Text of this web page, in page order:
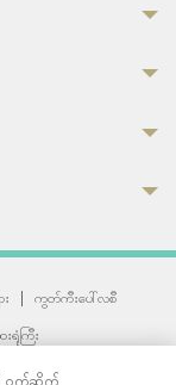
|
ကွတ်ကီးပေါ်လစီ
ရုံကြီး
ဝက်ဆိုက်